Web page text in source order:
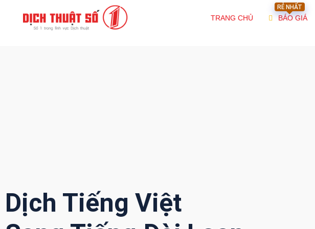
TRANG CHỦ
RẺ NHẤT
BÁO GIÁ
Dịch Tiếng Việt